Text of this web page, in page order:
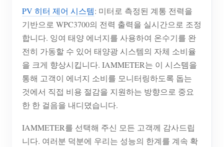
PV 히터 제어 시스템: 미터로 측정된 계통 전력을
기반으로 WPC3700의 전력 출력을 실시간으로 조정
합니다. 잉여 태양 에너지를 사용하여 온수기를 완
전히 가동할 수 있어 태양광 시스템의 자체 소비율
을 크게 향상시킵니다. IAMMETER는 이 시스템을
통해 고객이 에너지 소비를 모니터링하도록 돕는
것에서 직접 비용 절감을 지원하는 방향으로 중요
한 한 걸음을 내디뎠습니다.
IAMMETER를 선택해 주신 모든 고객께 감사드립
니다. 여러분 덕분에 우리는 성능의 한계를 계속 확